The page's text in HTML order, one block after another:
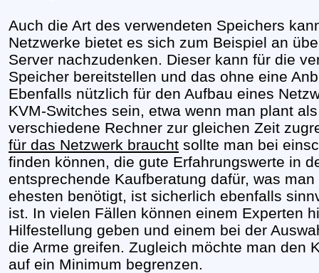
Auch die Art des verwendeten Speichers
Netzwerke bietet es sich zum Beispiel an
Server nachzudenken. Dieser kann für die
Speicher bereitstellen und das ohne eine
Ebenfalls nützlich für den Aufbau eines
KVM-Switches sein, etwa wenn man plant
verschiedene Rechner zur gleichen Zeit
für das Netzwerk braucht sollte man bei
finden können, die gute Erfahrungswerte in
entsprechende Kaufberatung dafür, was
ehesten benötigt, ist sicherlich ebenfalls
ist. In vielen Fällen können einem Experten
Hilfestellung geben und einem bei der
die Arme greifen. Zugleich möchte man den
auf ein Minimum begrenzen.